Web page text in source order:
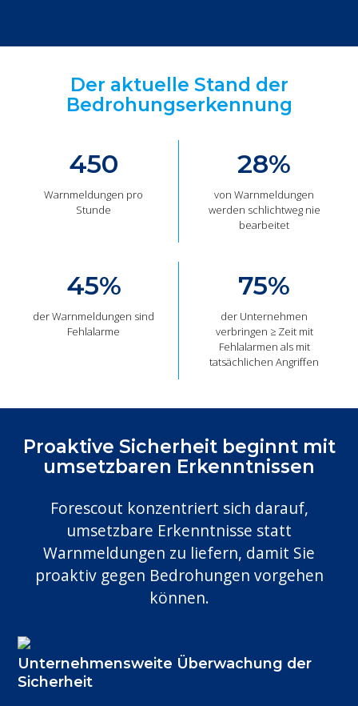
Der aktuelle Stand der
Bedrohungserkennung
450
Warnmeldungen pro
Stunde
28%
von Warnmeldungen
werden schlichtweg nie
bearbeitet
45%
der Warnmeldungen sind
Fehlalarme
75%
der Unternehmen
verbringen ≥ Zeit mit
Fehlalarmen als mit
tatsächlichen Angriffen
Proaktive Sicherheit beginnt mit
umsetzbaren Erkenntnissen
Forescout konzentriert sich darauf,
umsetzbare Erkenntnisse statt
Warnmeldungen zu liefern, damit Sie
proaktiv gegen Bedrohungen vorgehen
können.
Unternehmensweite Überwachung der
Sicherheit